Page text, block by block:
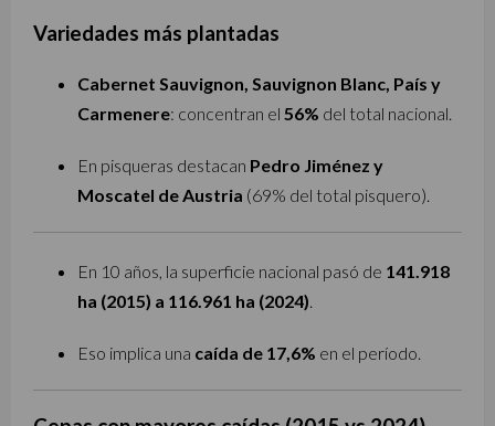
Variedades más plantadas
Cabernet Sauvignon, Sauvignon Blanc, País y
Carmenere: concentran el 56% del total nacional.
En pisqueras destacan Pedro Jiménez y
Moscatel de Austria (69% del total pisquero).
En 10 años, la superficie nacional pasó de 141.918
ha (2015) a 116.961 ha (2024).
Eso implica una caída de 17,6% en el período.